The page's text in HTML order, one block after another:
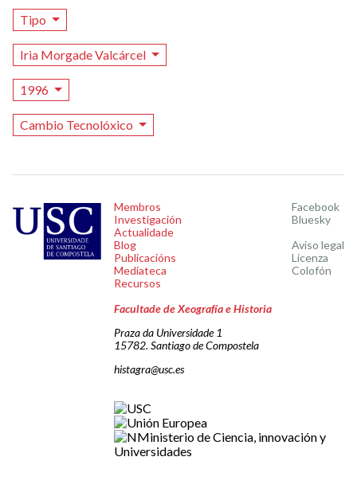
Tipo
Iria Morgade Valcárcel
1996
Cambio Tecnolóxico
Membros
Investigación
Actualidade
Blog
Publicacións
Mediateca
Recursos
Facebook
Bluesky
Aviso legal
Licenza
Colofón
Facultade de Xeografía e Historia
Praza da Universidade 1
15782. Santiago de Compostela
histagra@usc.es